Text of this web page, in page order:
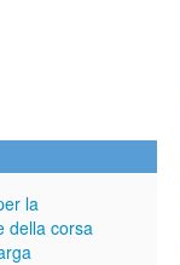
la
della corsa